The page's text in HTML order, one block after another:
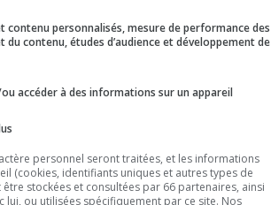
contenu personnalisés, mesure de performance des
du contenu, études d’audience et développement de
accéder à des informations sur un appareil
personnel seront traitées, et les informations
(cookies, identifiants uniques et autres types de
stockées et consultées par 66 partenaires, ainsi
lui, ou utilisées spécifiquement par ce site. Nos